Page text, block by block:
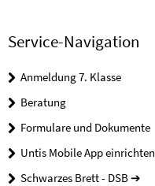
Service-Navigation
Anmeldung 7. Klasse
Beratung
Formulare und Dokumente
Untis Mobile App einrichten
Schwarzes Brett - DSB ➔